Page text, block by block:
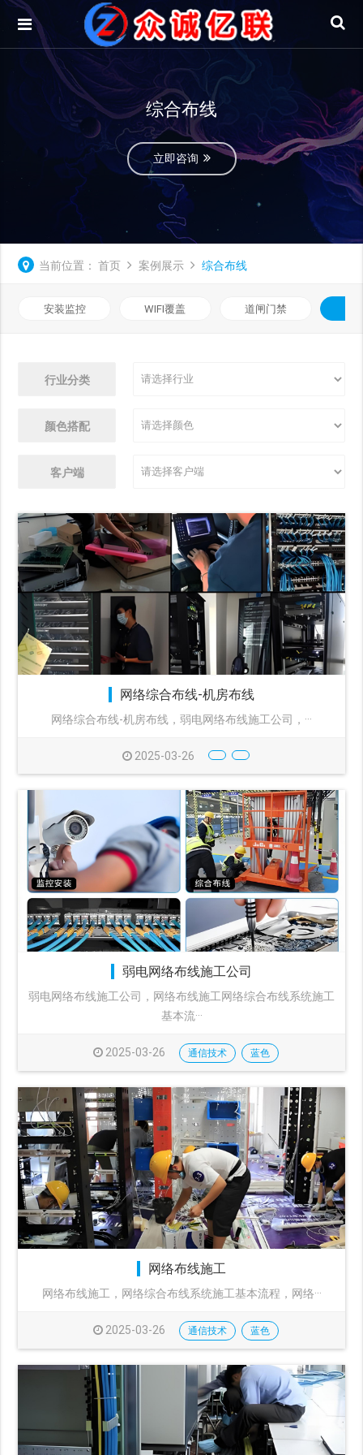
综合布线
立即咨询
当前位置： 首页 案例展示 综合布线
安装监控 WIFI覆盖 道闸门禁
行业分类
颜色搭配
客户端
网络综合布线-机房布线
​网络综合布线-机房布线，弱电网络布线施工公司，···
2025-03-26
弱电网络布线施工公司
弱电网络布线施工公司，网络布线施工网络综合布线系统施工
基本流···
2025-03-26 通信技术 蓝色
网络布线施工
网络布线施工，网络综合布线系统施工基本流程，网络···
2025-03-26 通信技术 蓝色